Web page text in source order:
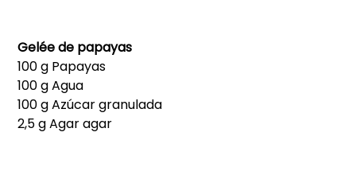
Gelée de papayas
100 g Papayas
100 g Agua
100 g Azúcar granulada
2,5 g Agar agar